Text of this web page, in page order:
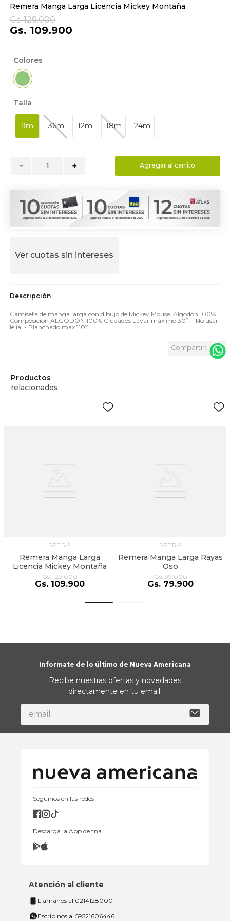
Remera Manga Larga Licencia Mickey Montaña
Gs. 129.000
Gs. 109.900
Colores
Talla
9m 36m 12m 18m 24m
＋
－ Agregar al carrito
Ver cuotas sin intereses
Camiseta de manga larga con dibujo de Mickey Mouse. Algodón 100%
Composición ALGODÓN 100% Ciudados Lavar máximo 30º. - No usar
lejía. - Planchado max 110º.
Productos
relacionados
SFERA
Remera Manga Larga
Licencia Mickey Montaña
Gs. 129.000
Gs. 109.900
SFERA
Remera Manga Larga Rayas
Oso
Gs. 99.000
Gs. 79.900
Informate de lo último de Nueva Americana
Recibe nuestras ofertas y novedades
directamente en tu email.
Seguinos en las redes
Descarga la App de tna
Atención al cliente
Llamanos al 0214128000
Escribinos al 59521606446
9.
toalla
10. edredon